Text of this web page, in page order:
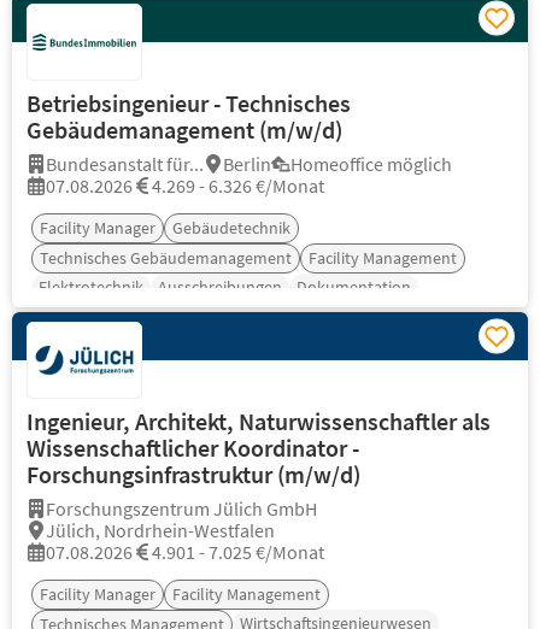
Betriebsingenieur - Technisches
Gebäudemanagement (m/w/d)
Bundesanstalt für... Berlin
Homeoffice möglich
07.08.2026
4.269 - 6.326 €/Monat
Facility Manager
Gebäudetechnik
Technisches Gebäudemanagement
Facility Management
Elektrotechnik
Ausschreibungen Dokumentation
Ingenieur, Architekt, Naturwissenschaftler als
Wissenschaftlicher Koordinator -
Forschungsinfrastruktur (m/w/d)
Forschungszentrum Jülich GmbH
Jülich, Nordrhein-Westfalen
07.08.2026
4.901 - 7.025 €/Monat
Facility Manager
Facility Management
Technisches Management
Wirtschaftsingenieurwesen